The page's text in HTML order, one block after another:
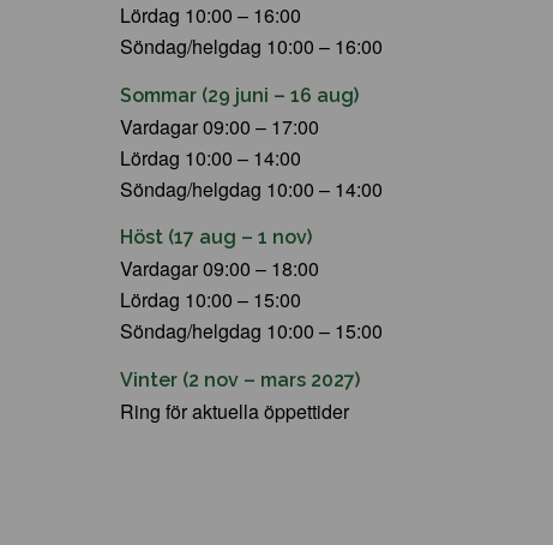
Lördag 10:00 – 16:00
Söndag/helgdag 10:00 – 16:00
Sommar (29 juni – 16 aug)
Vardagar 09:00 – 17:00
Lördag 10:00 – 14:00
Söndag/helgdag 10:00 – 14:00
Höst (17 aug – 1 nov)
Vardagar 09:00 – 18:00
Lördag 10:00 – 15:00
Söndag/helgdag 10:00 – 15:00
Vinter (2 nov – mars 2027)
Ring för aktuella öppettider